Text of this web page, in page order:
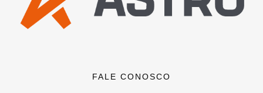
FALE CONOSCO